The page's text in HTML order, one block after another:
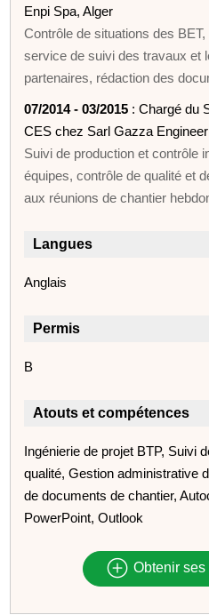
Enpi Spa, Alger
Contrôle de situations des
service de suivi des travaux et
partenaires, rédaction des
07/2014 - 03/2015 : Chargé du
CES chez Sarl Gazza
Suivi de production et contrôle
équipes, contrôle de qualité et
aux réunions de chantier
Langues
Anglais
Permis
B
Atouts et compétences
Ingénierie de projet BTP, Suivi
qualité, Gestion administrative
de documents de chantier,
PowerPoint, Outlook
Obtenir